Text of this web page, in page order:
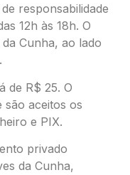
responsabilidade
12h às 18h. O
Cunha, ao lado
de R$ 25. O
são aceitos os
e PIX.
privado
da Cunha,